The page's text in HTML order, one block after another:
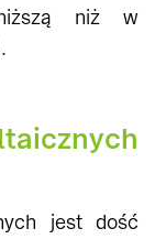
niż w
jest dość